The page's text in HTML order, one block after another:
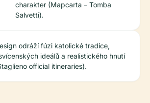
charakter (Mapcarta – Tomba
Salvetti).
odráží fúzi katolické tradice,
ideálů a realistického hnutí
official itineraries).